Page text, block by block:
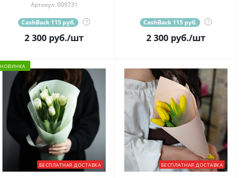
Артикул: 009731
CashBack 115 руб. ?
2 300 руб./шт
CashBack 115 руб. ?
2 300 руб./шт
НОВИНКА
БЕСПЛАТНАЯ ДОСТАВКА БЕСПЛАТНАЯ ДОСТАВКА